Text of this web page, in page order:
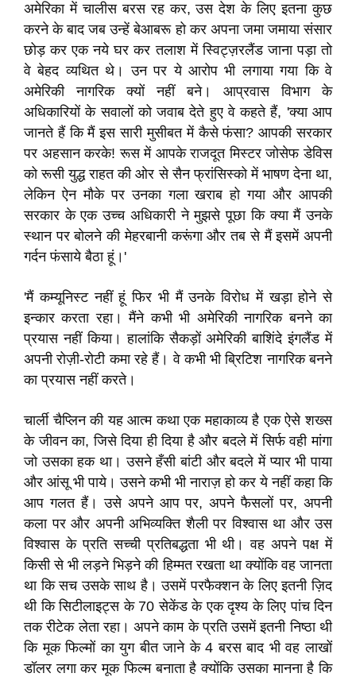
अमेरिका में चालीस बरस रह कर, उस देश के लिए इतना कुछ
करने के बाद जब उन्हें बेआबरू हो कर अपना जमा जमाया संसार
छोड़ कर एक नये घर कर तलाश में स्विट्ज़रलैंड जाना पड़ा तो
वे बेहद व्यथित थे। उन पर ये आरोप भी लगाया गया कि वे
अमेरिकी नागरिक क्यों नहीं बने। आप्रवास विभाग के
अधिकारियों के सवालों को जवाब देते हुए वे कहते हैं, 'क्या आप
जानते हैं कि मैं इस सारी मुसीबत में कैसे फंसा? आपकी सरकार
पर अहसान करके! रूस में आपके राजदूत मिस्टर जोसेफ डेविस
को रूसी युद्ध राहत की ओर से सैन फ्रांसिस्को में भाषण देना था,
लेकिन ऐन मौके पर उनका गला खराब हो गया और आपकी
सरकार के एक उच्च अधिकारी ने मुझसे पूछा कि क्या मैं उनके
स्थान पर बोलने की मेहरबानी करूंगा और तब से मैं इसमें अपनी
गर्दन फंसाये बैठा हूं।'
'मैं कम्यूनिस्ट नहीं हूं फिर भी मैं उनके विरोध में खड़ा होने से
इन्कार करता रहा। मैंने कभी भी अमेरिकी नागरिक बनने का
प्रयास नहीं किया। हालांकि सैकड़ों अमेरिकी बाशिंदे इंगलैंड में
अपनी रोज़ी-रोटी कमा रहे हैं। वे कभी भी ब्रिटिश नागरिक बनने
का प्रयास नहीं करते।
चार्ली चैप्लिन की यह आत्म कथा एक महाकाव्य है एक ऐसे शख्स
के जीवन का, जिसे दिया ही दिया है और बदले में सिर्फ वही मांगा
जो उसका हक था। उसने हँसी बांटी और बदले में प्यार भी पाया
और आंसू भी पाये। उसने कभी भी नाराज़ हो कर ये नहीं कहा कि
आप गलत हैं। उसे अपने आप पर, अपने फैसलों पर, अपनी
कला पर और अपनी अभिव्यक्ति शैली पर विश्वास था और उस
विश्वास के प्रति सच्ची प्रतिबद्धता भी थी। वह अपने पक्ष में
किसी से भी लड़ने भिड़ने की हिम्मत रखता था क्योंकि वह जानता
था कि सच उसके साथ है। उसमें परफैक्शन के लिए इतनी ज़िद
थी कि सिटीलाइट्स के 70 सेकेंड के एक दृश्य के लिए पांच दिन
तक रीटेक लेता रहा। अपने काम के प्रति उसमें इतनी निष्ठा थी
कि मूक फिल्मों का युग बीत जाने के 4 बरस बाद भी वह लाखों
डॉलर लगा कर मूक फिल्म बनाता है क्योंकि उसका मानना है कि